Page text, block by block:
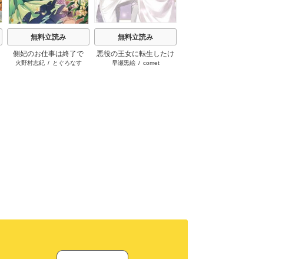
無料立読み
側妃のお仕事は終了で
す。
火野村志紀 / とぐろなす
無料立読み
悪役の王女に転生したけ
ど、隠しキャラが隠れて
早瀬黒絵/ comet